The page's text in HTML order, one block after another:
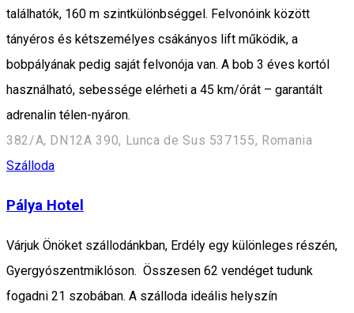
találhatók, 160 m szintkülönbséggel. Felvonóink között
tányéros és kétszemélyes csákányos lift működik, a
bobpályának pedig saját felvonója van. A bob 3 éves kortól
használható, sebessége elérheti a 45 km/órát – garantált
adrenalin télen-nyáron.
382/A, DN12A 390, Lunca de Sus 537155, Romania
Szálloda
Pálya Hotel
Várjuk Önöket szállodánkban, Erdély egy különleges részén,
Gyergyószentmiklóson. Összesen 62 vendéget tudunk
fogadni 21 szobában. A szálloda ideális helyszín